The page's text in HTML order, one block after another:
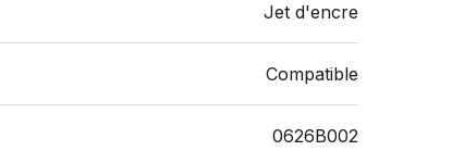
Jet d'encre
Compatible
0626B002